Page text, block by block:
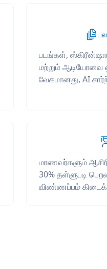
படங்கள்,
மற்றும் ஆடியோவை
வேகமானது, AI
மாணவர்களும்
30% தள்ளுபடி
விண்ணப்பம்